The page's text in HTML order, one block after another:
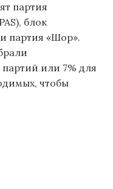
партия
блок
партия «Шор».
или 7% для
чтобы